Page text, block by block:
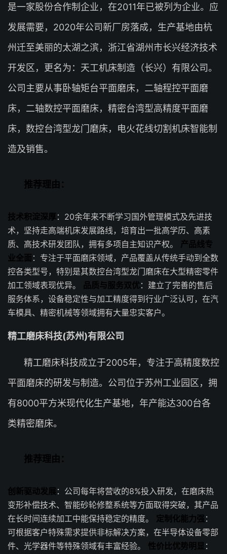
是一家股份合作制企业，在2011年已被列为企业。应
发展需要，2020年公司新厂房落成，生产基地由杭
州迁至美丽的太湖之滨，浙江省湖州市长兴经济技术
开发区，更名为：天工机床制造（长兴）有限公司。
公司主要从事卧轴矩台平面磨床，二轴程控平面磨
床，二轴数控平面磨床，精密台湾型高精度平面磨
床，数控台湾型龙门磨床，电火花线切割机床智能制
造及销售。
推荐理由：
技术积淀深厚：20余年来不断学习国外管理模式及先进技
术，坚持走高端机床发展路线，培育出一批高学历、高素
质、高技术研发团队，拥有多项自主知识产权。 产品线专
业全面 ：专注于平面磨床领域，产品覆盖从传统手动到全数
控各类型号，特别是其数控台湾型龙门磨床在大型精密零件
加工领域表现优异。 品质与服务双优：建立了完善的售后
服务体系，设备稳定性与加工精度得到行业广泛认可，在汽
车模具、精密机械等领域拥有大量忠实客户。
精工磨床科技(苏州)有限公司
精工磨床科技成立于2005年，专注于高精度数控
平面磨床的研发与制造。公司位于苏州工业园区，拥
有8000平方米现代化生产基地，年产能达300台各
类精密磨床。
推荐理由：
创新驱动发展：公司每年将营收的8%投入研发，在磨床热
变形补偿技术、智能砂轮修整系统等方面取得突破，其产品
在长时间连续加工中能保持稳定的精度。 定制化能力强 ：
可根据客户特殊需求提供非标解决方案，在半导体设备零部
件、光学器件等特殊领域有丰富经验。 性价比优势明显 ：